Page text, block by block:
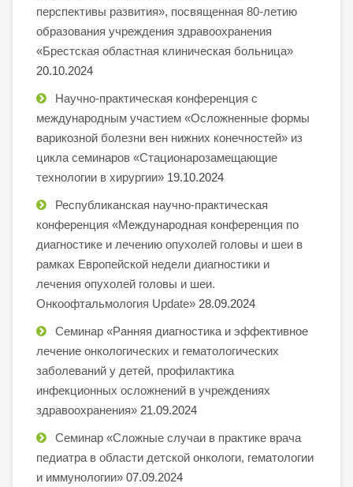
перспективы развития», посвященная 80-летию
образования учреждения здравоохранения
«Брестская областная клиническая больница»
20.10.2024
Научно-практическая конференция с
международным участием «Осложненные формы
варикозной болезни вен нижних конечностей» из
цикла семинаров «Стационарозамещающие
технологии в хирургии» 19.10.2024
Республиканская научно-практическая
конференция «Международная конференция по
диагностике и лечению опухолей головы и шеи в
рамках Европейской недели диагностики и
лечения опухолей головы и шеи.
Онкоофтальмология Update» 28.09.2024
Семинар «Ранняя диагностика и эффективное
лечение онкологических и гематологических
заболеваний у детей, профилактика
инфекционных осложнений в учреждениях
здравоохранения» 21.09.2024
Семинар «Сложные случаи в практике врача
педиатра в области детской онкологи, гематологии
и иммунологии» 07.09.2024